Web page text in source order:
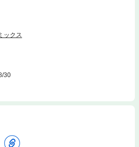
ックス
30